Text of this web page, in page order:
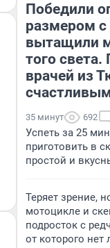
Победили
размером с
вытащили
того света.
врачей из
35 минут 692
Успеть за 25
приготовить в
простой и
Теряет зрение,
мотоцикле и
подросток с
от которого нет